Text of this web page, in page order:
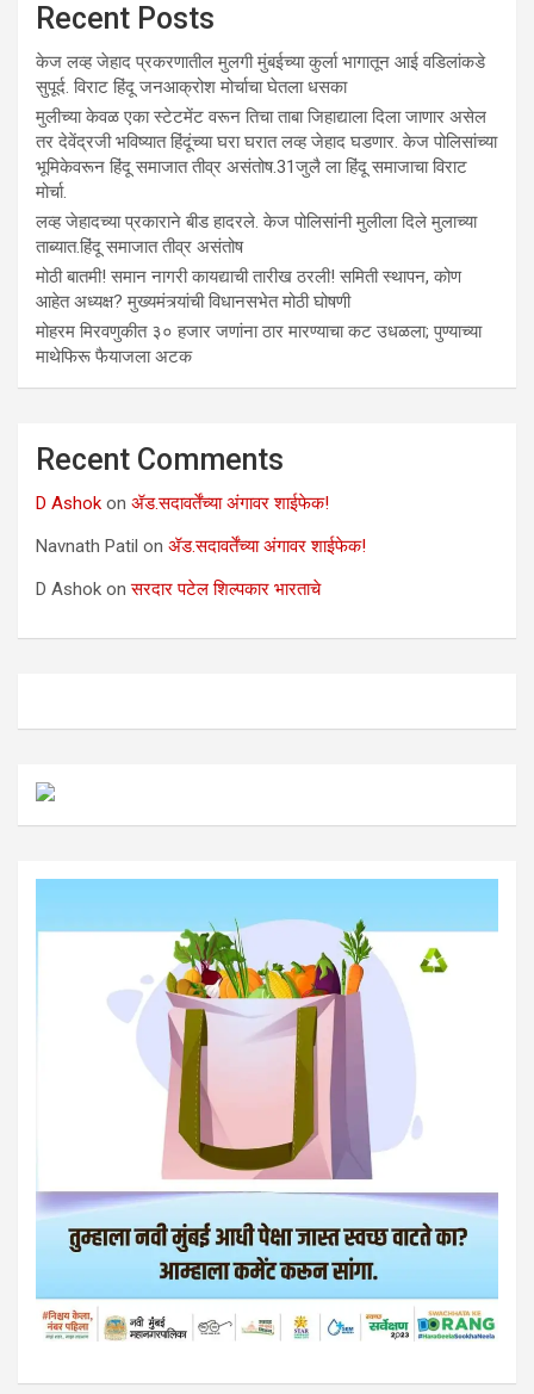
Recent Posts
केज लव्ह जेहाद प्रकरणातील मुलगी मुंबईच्या कुर्ला भागातून आई वडिलांकडे
सुपूर्द. विराट हिंदू जनआक्रोश मोर्चाचा घेतला धसका
मुलीच्या केवळ एका स्टेटमेंट वरून तिचा ताबा जिहाद्याला दिला जाणार असेल
तर देवेंद्रजी भविष्यात हिंदूंच्या घरा घरात लव्ह जेहाद घडणार. केज पोलिसांच्या
भूमिकेवरून हिंदू समाजात तीव्र असंतोष.31जुलै ला हिंदू समाजाचा विराट
मोर्चा.
लव्ह जेहादच्या प्रकाराने बीड हादरले. केज पोलिसांनी मुलीला दिले मुलाच्या
ताब्यात.हिंदू समाजात तीव्र असंतोष
मोठी बातमी! समान नागरी कायद्याची तारीख ठरली! समिती स्थापन, कोण
आहेत अध्यक्ष? मुख्यमंत्र्यांची विधानसभेत मोठी घोषणी
मोहरम मिरवणुकीत ३० हजार जणांना ठार मारण्‍याचा कट उधळला; पुण्‍याच्‍या
माथेफिरू फैयाजला अटक
Recent Comments
D Ashok on ॲड.सदावर्तेंच्या अंगावर शाईफेक!
Navnath Patil on ॲड.सदावर्तेंच्या अंगावर शाईफेक!
D Ashok onसरदार पटेल शिल्पकार भारताचे